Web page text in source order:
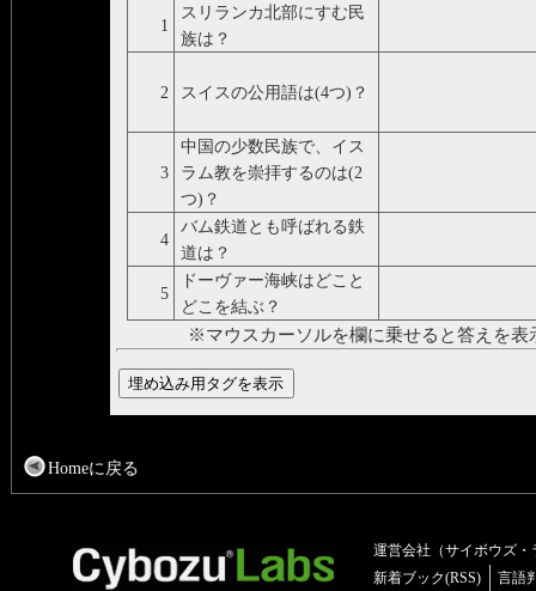
1
スリランカ北部にすむ民
族は？
2 スイスの公用語は(4つ)？
3
中国の少数民族で、イス
ラム教を崇拝するのは(2
つ)？
4
バム鉄道とも呼ばれる鉄
道は？
5
ドーヴァー海峡はどこと
どこを結ぶ？
※マウスカーソルを欄に乗せると答えを表
Homeに戻る
運営会社（サイボウズ・
新着ブック(RSS)
言語